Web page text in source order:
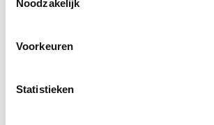
Noodzakelijk
Voorkeuren
Statistieken
Ander interessant
Categorie:
Gezondheid